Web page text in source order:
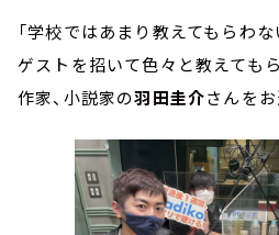
「学校ではあまり教えてもらわ
ゲストを招いて色々と教えても
作家、小説家の羽田圭介さんを